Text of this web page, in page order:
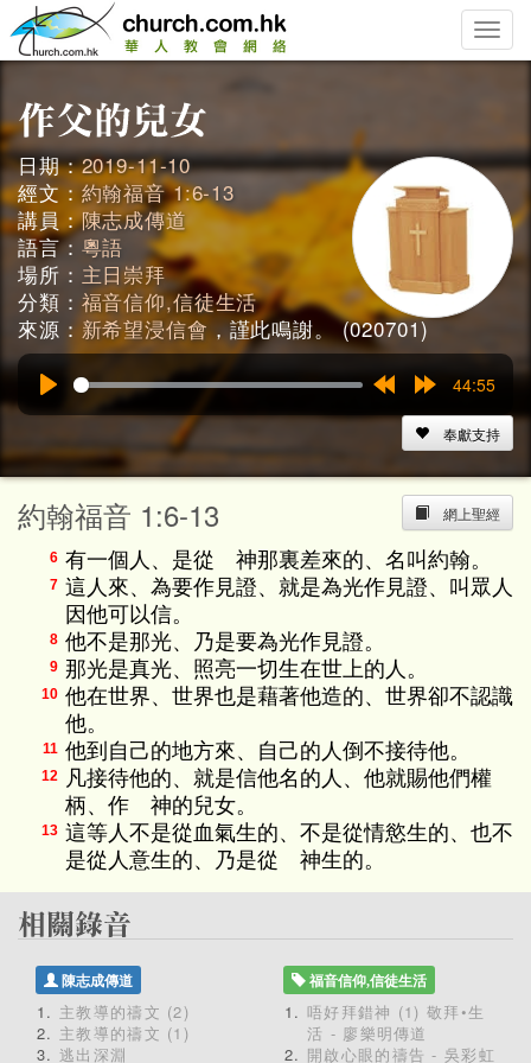
Toggle
日期：2019-11-10
經文：約翰福音 1:6-13
講員：陳志成傳道
語言： 粵語
場所： 主日崇拜
分類： 福音信仰,信徒生活
來源： 新希望浸信會 ，謹此鳴謝。 (020701)
15s
44:55
奉獻支持
網上聖經
約翰福音 1:6-13
6 有一個人、是從 神那裏差來的、名叫約翰。
7 這人來、為要作見證、就是為光作見證、叫眾人
因他可以信。
8 他不是那光、乃是要為光作見證。
9 那光是真光、照亮一切生在世上的人。
10 他在世界、世界也是藉著他造的、世界卻不認識
他。
11 他到自己的地方來、自己的人倒不接待他。
12 凡接待他的、就是信他名的人、他就賜他們權
柄、作 神的兒女。
13 這等人不是從血氣生的、不是從情慾生的、也不
是從人意生的、乃是從 神生的。
陳志成傳道
主教導的禱文 (2)
主教導的禱文 (1)
逃出深淵
福音信仰,信徒生活
唔好拜錯神 (1) 敬拜•生
活 - 廖樂明傳道
開啟心眼的禱告 - 吳彩虹